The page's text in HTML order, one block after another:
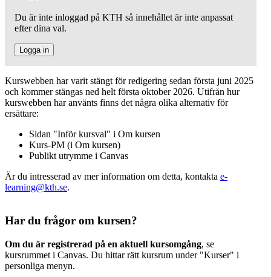
Du är inte inloggad på KTH så innehållet är inte anpassat
efter dina val.
Logga in
Kurswebben har varit stängt för redigering sedan första juni 2025
och kommer stängas ned helt första oktober 2026. Utifrån hur
kurswebben har använts finns det några olika alternativ för
ersättare:
Sidan "Inför kursval" i Om kursen
Kurs-PM (i Om kursen)
Publikt utrymme i Canvas
Är du intresserad av mer information om detta, kontakta e-
learning@kth.se.
Har du frågor om kursen?
Om du är registrerad på en aktuell kursomgång, se
kursrummet i Canvas. Du hittar rätt kursrum under "Kurser" i
personliga menyn.